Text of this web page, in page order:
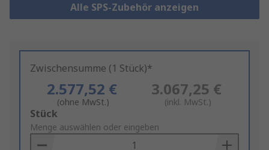
Alle SPS-Zubehör anzeigen
Zwischensumme (1 Stück)*
2.577,52 €
(ohne MwSt.)
3.067,25 €
(inkl. MwSt.)
Add
to
Basket
Stück
Menge auswählen oder eingeben